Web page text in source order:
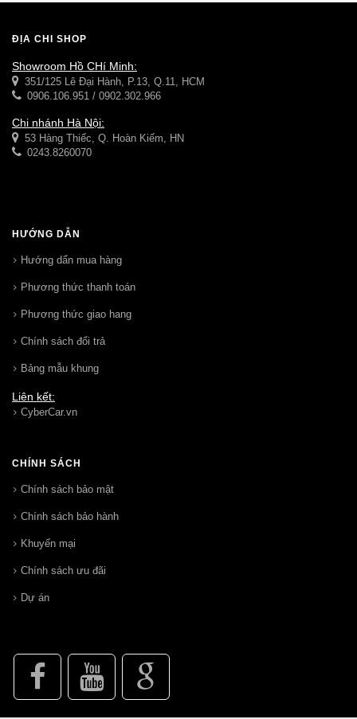
ĐỊA CHỈ SHOP
Showroom Hồ CHí Minh:
351/125 Lê Đại Hành, P.13, Q.11, HCM
0906.106.951 / 0902.302.966
Chi nhánh Hà Nội:
53 Hàng Thiếc, Q. Hoàn Kiếm, HN
0243.8260070
HƯỚNG DẪN
Hướng dẩn mua hàng
Phương thức thanh toán
Phương thức giao hang
Chính sách đổi trả
Bảng mẫu khung
Liên kết:
CyberCar.vn
CHÍNH SÁCH
Chính sách bảo mật
Chính sách bảo hành
Khuyến mại
Chính sách ưu đãi
Dự án